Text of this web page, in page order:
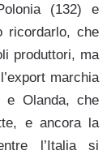
(132) e
ricordarlo, che
produttori, ma
marchia
e Olanda, che
e ancora la
l’Italia si